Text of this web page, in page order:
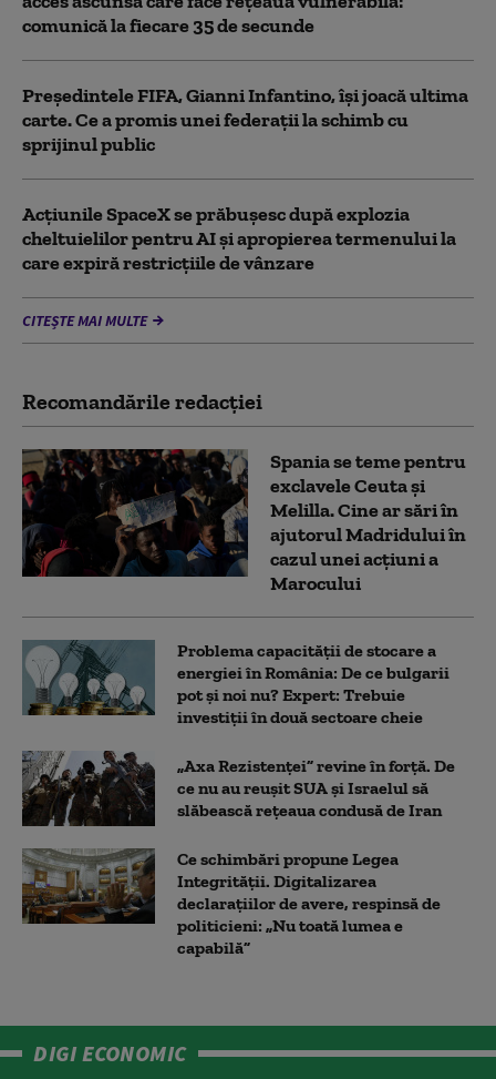
comunică la fiecare 35 de secunde
Președintele FIFA, Gianni Infantino, îşi joacă ultima
carte. Ce a promis unei federații la schimb cu
sprijinul public
Acţiunile SpaceX se prăbuşesc după explozia
cheltuielilor pentru AI şi apropierea termenului la
care expiră restricţiile de vânzare
CITEȘTE MAI MULTE
Recomandările redacţiei
Spania se teme pentru
exclavele Ceuta și
Melilla. Cine ar sări în
ajutorul Madridului în
cazul unei acțiuni a
Marocului
Problema capacității de stocare a
energiei în România: De ce bulgarii
pot și noi nu? Expert: Trebuie
investiții în două sectoare cheie
„Axa Rezistenței” revine în forță. De
ce nu au reușit SUA și Israelul să
slăbească rețeaua condusă de Iran
Ce schimbări propune Legea
Integrității. Digitalizarea
declarațiilor de avere, respinsă de
politicieni: „Nu toată lumea e
capabilă”
DIGI ECONOMIC